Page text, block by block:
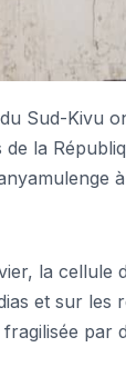
Sud-Kivu
la
la
et sur les
par